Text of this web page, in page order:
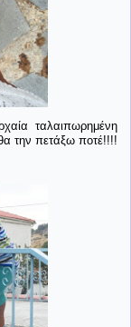
ταλαιπωρημένη
την πετάξω ποτέ!!!!